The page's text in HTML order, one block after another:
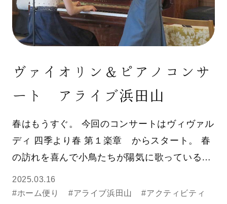
ヴァイオリン＆ピアノコンサ
ート アライブ浜田山
春はもうすぐ。 今回のコンサートはヴィヴァル
ディ 四季より春 第１楽章 からスタート。 春
の訪れを喜んで小鳥たちが陽気に歌っている…
2025.03.16
#ホーム便り
#アライブ浜田山
#アクティビティ